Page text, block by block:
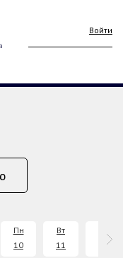
Войти
Пн
10
Вт
11
12